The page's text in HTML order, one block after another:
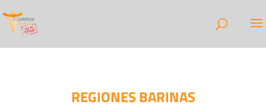
REGIONES BARINAS